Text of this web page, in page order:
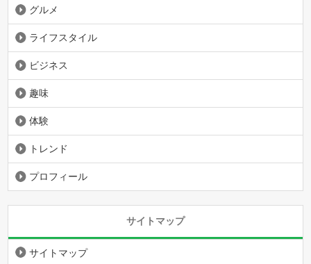
グルメ
ライフスタイル
ビジネス
趣味
体験
トレンド
プロフィール
サイトマップ
サイトマップ